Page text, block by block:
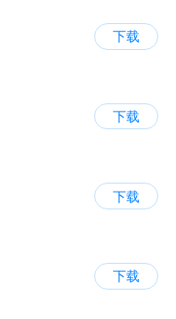
下载
下载
下载
下载